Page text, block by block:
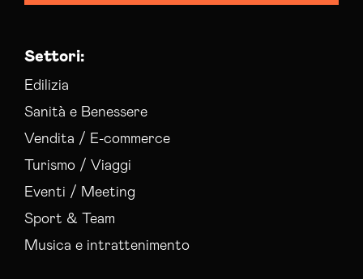
Consulenza Web Marketing Bologna
Esperti Social Media Bologna
Gestione Social Media Bologna
Realizzazione Siti Web Bologna
Servizi Hosting Bologna
Social Media Advertising Bologna
Web Agency Bologna
Settori:
Edilizia
Sanità e Benessere
Vendita / E-commerce
Turismo / Viaggi
Eventi / Meeting
Sport & Team
Musica e intrattenimento